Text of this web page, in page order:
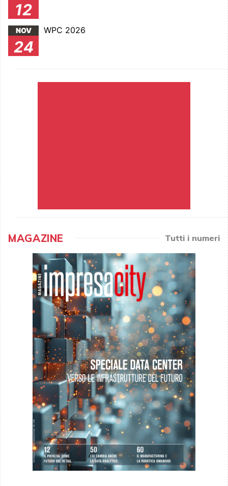
12
NOV
24
WPC 2026
MAGAZINE Tutti i numeri